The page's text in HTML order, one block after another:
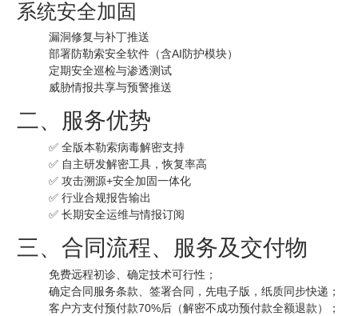
系统安全加固
漏洞修复与补丁推送
部署防勒索安全软件（含AI防护模块）
定期安全巡检与渗透测试
威胁情报共享与预警推送
二、服务优势
✅ 全版本勒索病毒解密支持
✅ 自主研发解密工具，恢复率高
✅ 攻击溯源+安全加固一体化
✅ 行业合规报告输出
✅ 长期安全运维与情报订阅
三、合同流程、服务及交付物
免费远程初诊、确定技术可行性；
确定合同服务条款、签署合同，先电子版，纸质同步快递；
客户方支付预付款70%后（解密不成功预付款全额退款）；